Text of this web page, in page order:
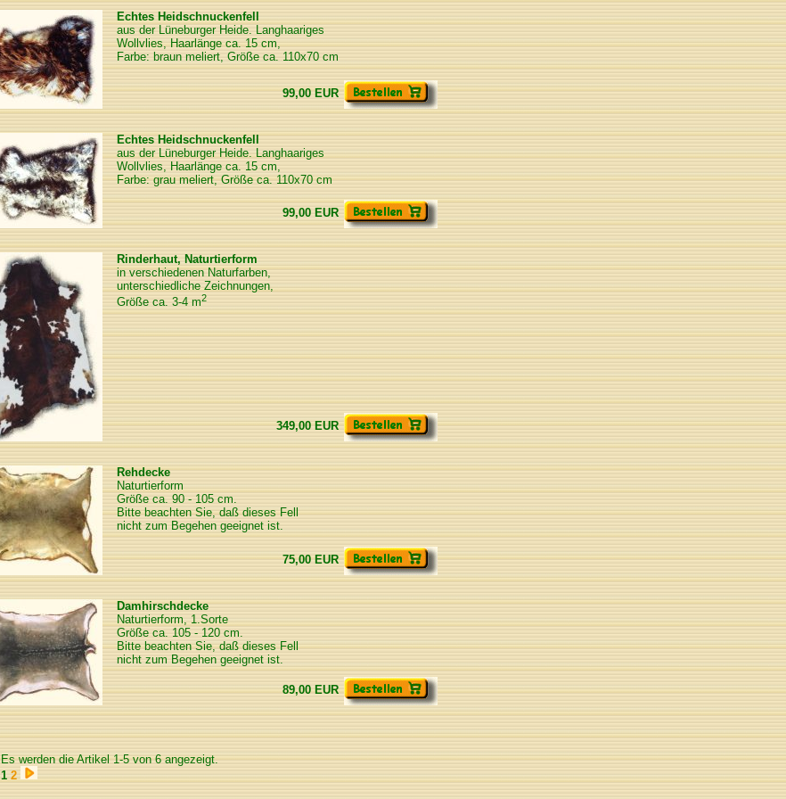
Echtes Heidschnuckenfell
aus der Lüneburger Heide. Langhaariges
Wollvlies, Haarlänge ca. 15 cm,
Farbe: braun meliert, Größe ca. 110x70 cm
99,00 EUR
Echtes Heidschnuckenfell
aus der Lüneburger Heide. Langhaariges
Wollvlies, Haarlänge ca. 15 cm,
Farbe: grau meliert, Größe ca. 110x70 cm
99,00 EUR
Rinderhaut, Naturtierform
in verschiedenen Naturfarben,
unterschiedliche Zeichnungen,
Größe ca. 3-4 m2
349,00 EUR
Rehdecke
Naturtierform
Größe ca. 90 - 105 cm.
Bitte beachten Sie, daß dieses Fell
nicht zum Begehen geeignet ist.
75,00 EUR
Damhirschdecke
Naturtierform, 1.Sorte
Größe ca. 105 - 120 cm.
Bitte beachten Sie, daß dieses Fell
nicht zum Begehen geeignet ist.
89,00 EUR
Es werden die Artikel 1-5 von 6 angezeigt.
1 2